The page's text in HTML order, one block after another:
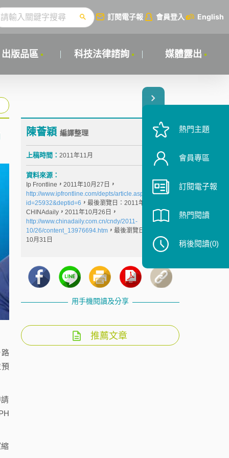
訂閱電子報 會員登入 English
出版品區 科技法律諮詢 媒體露出
陳薈穎 編譯整理
上稿時間： 2011年11月
資料來源：
Ip Frontline ， 2011年10月27日 ，
http://www.ipfrontline.com/depts/article.aspx?
id=25932&deptid=6 ， 最後瀏覽日：2011年10月31日
CHINAdaily， 2011年10月26日 ，
http://www.chinadaily.com.cn/cndy/2011-
10/26/content_13976694.htm， 最後瀏覽日：2011年
10月31日
用手機閱讀及分享
推薦文章
熱門主題
會員專區
訂閱電子報
熱門閱讀
稍後閱讀(0)